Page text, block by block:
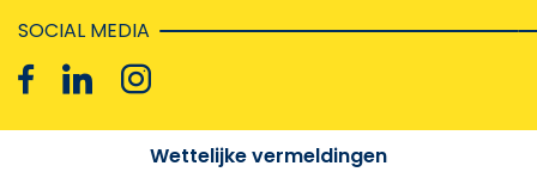
SOCIAL MEDIA
Wettelijke vermeldingen